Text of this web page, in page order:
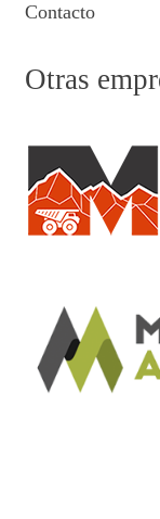
Contacto
Otras